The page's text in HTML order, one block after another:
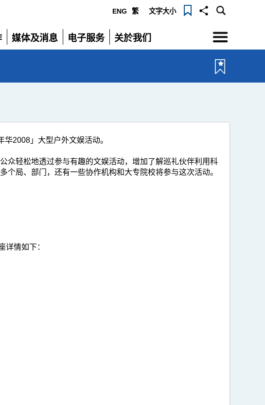
ENG 繁 文字大小
媒体及消息
展
电子服务
展
关於我们
展
选
单
2008」大型户外文娱活动。
众轻松地透过参与有趣的文娱活动，增加了解巡礼伙伴利用科
局、部门，还有一些协作机构和大专院校将参与这次活动。
情如下：